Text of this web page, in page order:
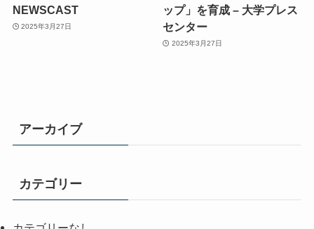
NEWSCAST
2025年3月27日
ップ」を育成 – 大学プレス
センター
2025年3月27日
アーカイブ
カテゴリー